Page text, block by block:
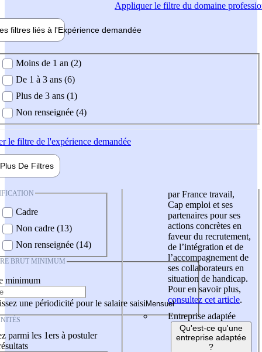
Appliquerle filtre du domaine
filtres liés à l'Expérience demandée
demandée
Moins de 1 an (2)
De 1 à 3 ans (6)
Plus de 3 ans (1)
Non renseignée (4)
le filtre de l'expérience demandée
Plus De Filtres
Cadre
Non cadre (13)
Non renseignée (14)
BRUT MINIMUM
minimum
une périodicité pour le salaire saisi
parmi les 1ers à postuler
par France travail,
Cap emploi et ses
partenaires pour ses
actions concrètes en
faveur du recrutement,
de l’intégration et de
l’accompagnement de
ses collaborateurs en
situation de handicap.
Pour en savoir plus,
consultez cet article.
Entreprise adaptée
Qu'est-ce qu'une
entreprise adaptée
?